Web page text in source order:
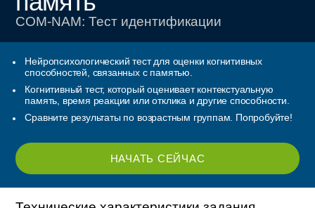
COM-NAM: Тест идентификации
Нейропсихологический тест для оценки когнитивных
способностей, связанных с памятью.
Когнитивный тест, который оценивает контекстуальную
память, время реакции или отклика и другие способности.
Сравните результаты по возрастным группам. Попробуйте!
НАЧАТЬ СЕЙЧАС